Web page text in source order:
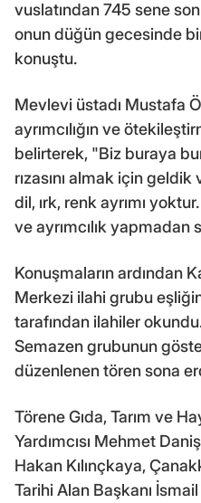
vuslatından 745 sene
onun düğün gecesinde
konuştu.
Mevlevi üstadı Mustafa
ayrımcılığın ve
belirterek, "Biz buraya
rızasını almak için
dil, ırk, renk ayrımı
ve ayrımcılık yapmadan
Konuşmaların ardından
Merkezi ilahi grubu
tarafından ilahiler
Semazen grubunun
düzenlenen tören sona
Törene Gıda, Tarım ve
Yardımcısı Mehmet
Hakan Kılınçkaya,
Tarihi Alan Başkanı